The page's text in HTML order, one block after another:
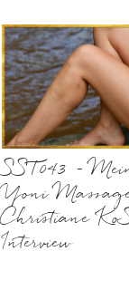
SST043 –
Yoni
Christiane
Interview